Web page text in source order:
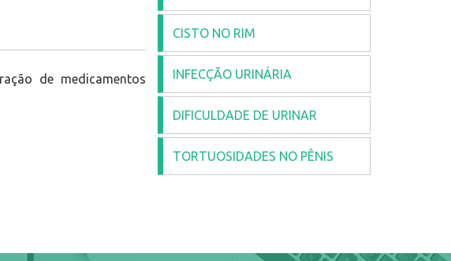
de medicamentos
CISTO NO RIM
INFECÇÃO URINÁRIA
DIFICULDADE DE URINAR
TORTUOSIDADES NO PÊNIS